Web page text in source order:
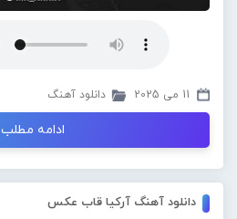
11 می 2025 دانلود آهنگ
ادامه مطلب
دانلود آهنگ آرکیا قاب عکس